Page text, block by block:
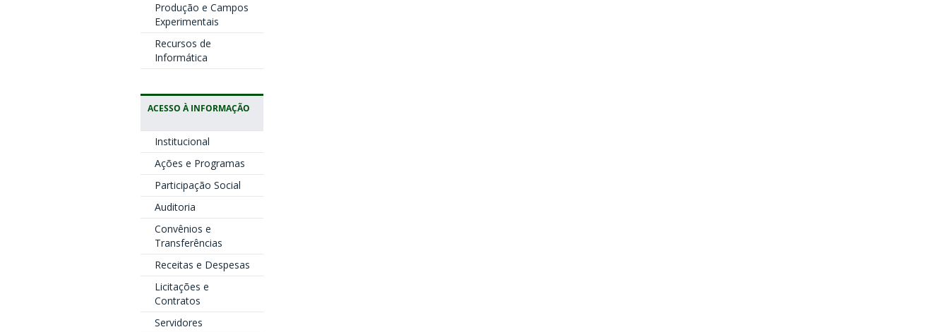
Produção e Campos
Experimentais
Recursos de
Informática
ACESSO À INFORMAÇÃO
Institucional
Ações e Programas
Participação Social
Auditoria
Convênios e
Transferências
Receitas e Despesas
Licitações e
Contratos
Servidores